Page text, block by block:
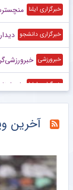
خبرگزاری ایلنا
خبرگزاری دانشجو دیدار دوستانه ۲ سرمربی لیگ برتر
خبرورزشی خبرورزشی‌گردی| حمید استیلی: به
خبرگزاری ایلنا
خبرگزاری دانشجو
خبرانلاین جنجال و
آخرین